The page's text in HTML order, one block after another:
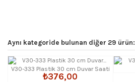
Aynı kategoride bulunan diğer 29 ürün:
V30-333 Plastik 30 cm Duvar Saati
₺376,00